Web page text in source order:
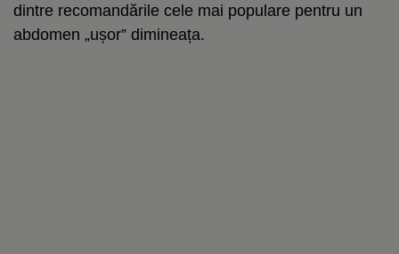
dintre recomandările cele mai populare pentru un
abdomen „ușor” dimineața.